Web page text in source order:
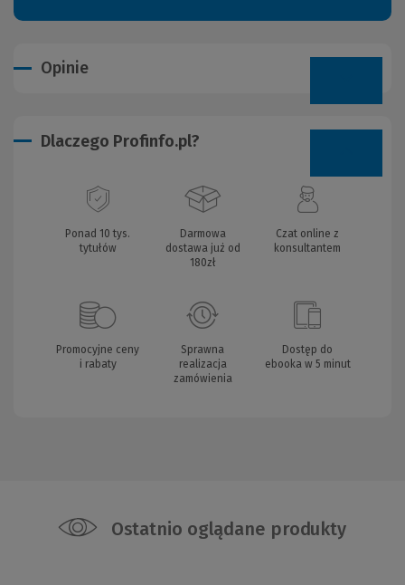
Opinie
Dlaczego Profinfo.pl?
Ponad 10 tys.
tytułów
Darmowa
dostawa już od
180zł
Czat online z
konsultantem
Promocyjne ceny
i rabaty
Sprawna
realizacja
zamówienia
Dostęp do
ebooka w 5 minut
Ostatnio oglądane produkty